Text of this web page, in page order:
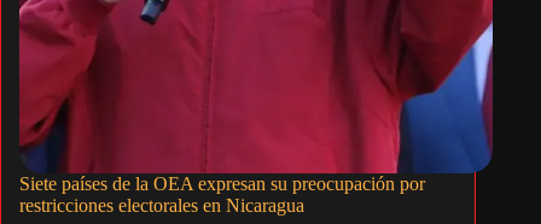
Siete países de la OEA expresan su preocupación por
restricciones electorales en Nicaragua